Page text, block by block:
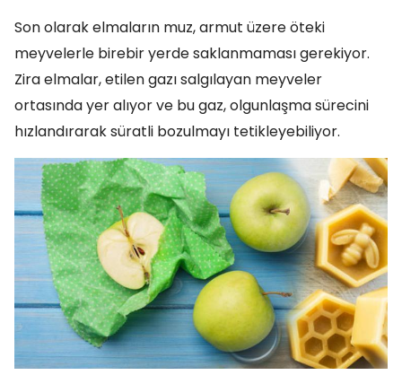
Son olarak elmaların muz, armut üzere öteki
meyvelerle birebir yerde saklanmaması gerekiyor.
Zira elmalar, etilen gazı salgılayan meyveler
ortasında yer alıyor ve bu gaz, olgunlaşma sürecini
hızlandırarak süratli bozulmayı tetikleyebiliyor.